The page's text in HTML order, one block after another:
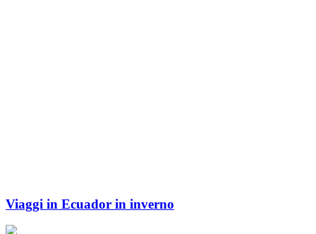
Viaggi in Ecuador in inverno